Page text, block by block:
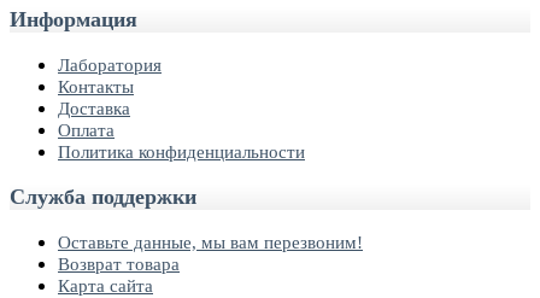
Информация
Лаборатория
Контакты
Доставка
Оплата
Политика конфиденциальности
Служба поддержки
Оставьте данные, мы вам перезвоним!
Возврат товара
Карта сайта